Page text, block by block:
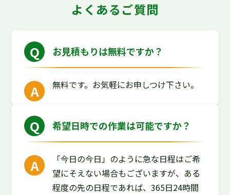
よくあるご質問
お見積もりは無料ですか？
無料です。お気軽にお申しつけ下さい。
希望日時での作業は可能ですか？
「今日の今日」のように急な日程はご希
望にそえない場合もございますが、ある
程度の先の日程であれば、365日24時間